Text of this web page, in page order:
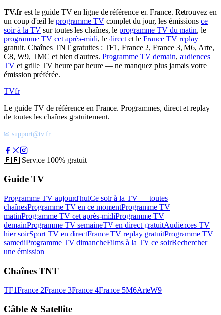
TV.fr est le guide TV en ligne de référence en France. Retrouvez en
un coup d'œil le programme TV complet du jour, les émissions ce
soir à la TV sur toutes les chaînes, le programme TV du matin, le
programme TV cet après-midi, le direct et le France TV replay
gratuit. Chaînes TNT gratuites : TF1, France 2, France 3, M6, Arte,
C8, W9, TMC et bien d'autres. Programme TV demain, audiences
TV et grille TV heure par heure — ne manquez plus jamais votre
émission préférée.
TVfr
Le guide TV de référence en France. Programmes, direct et replay
de toutes les chaînes gratuitement.
✉ support@tv.fr
🇫🇷 Service 100% gratuit
Guide TV
Programme TV aujourd'huiCe soir à la TV — toutes
chaînesProgramme TV en ce momentProgramme TV
matinProgramme TV cet après-midiProgramme TV
demainProgramme TV semaineTV en direct gratuitAudiences TV
hier soirSport TV en directFrance TV replay gratuitProgramme TV
samediProgramme TV dimancheFilms à la TV ce soirRechercher
une émission
Chaînes TNT
TF1France 2France 3France 4France 5M6ArteW9
Câble & Satellite